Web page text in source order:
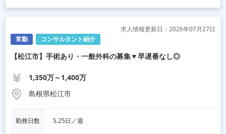
常勤 コンサルタント紹介
求人情報更新日：2026年07月27日
【松江市】手術あり・一般外科の募集▼早遅番なし◎
1,350万～1,400万
島根県松江市
勤務日数 5.25日／週